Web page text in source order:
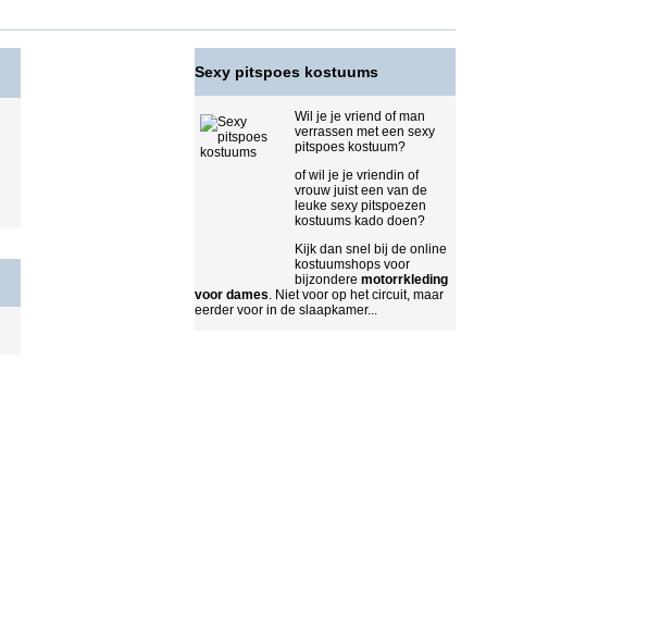
Sexy pitspoes kostuums
Wil je je vriend of man
verrassen met een sexy
pitspoes kostuum?
of wil je je vriendin of
vrouw juist een van de
leuke sexy pitspoezen
kostuums kado doen?
Kijk dan snel bij de online
kostuumshops voor
bijzondere motorrkleding
voor dames. Niet voor op het circuit, maar
eerder voor in de slaapkamer...